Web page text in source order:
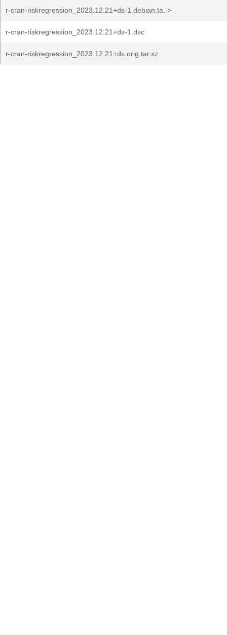
r-cran-riskregression_2023.12.21+ds-1.debian.ta..>
r-cran-riskregression_2023.12.21+ds-1.dsc
r-cran-riskregression_2023.12.21+ds.orig.tar.xz